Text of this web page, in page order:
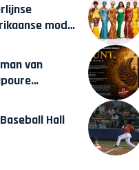
mode
van
Hall